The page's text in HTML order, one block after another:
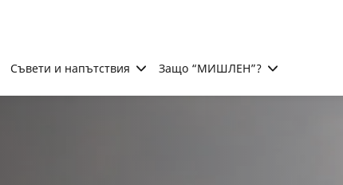
Съвети и напътствия Защо “МИШЛЕН”?